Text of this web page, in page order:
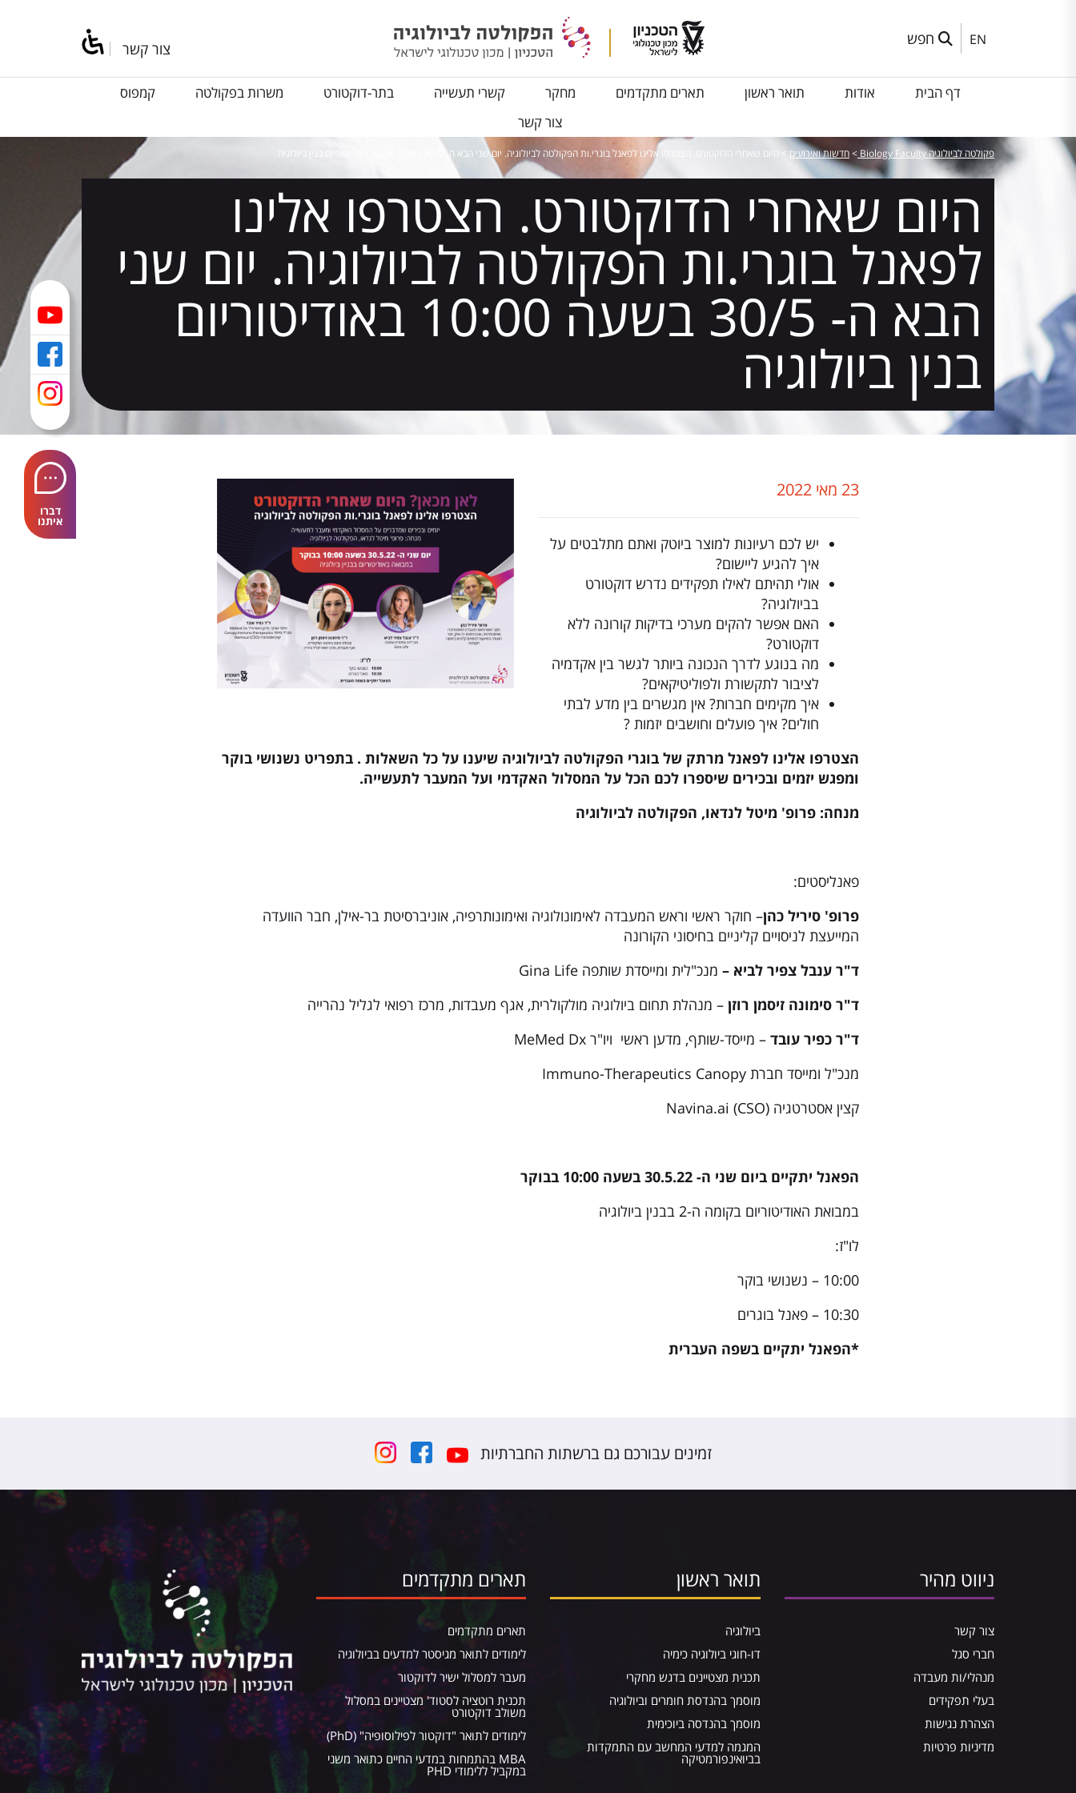
EN חפש
צור קשר
דף הבית אודות תואר ראשון תארים מתקדמים מחקר קשרי תעשייה בתר-דוקטורט משרות בפקולטה
קמפוס
צור קשר
דברו
איתנו
פקולטה לביולוגיה Biology Faculty >חדשות ואירועים > היום שאחרי הדוקטורט. הצטרפו אלינו לפאנל בוגרי.ות הפקולטה לביולוגיה. יום שני הבא ה- 30/5 בשעה 10:00 באודיטוריום בנין ביולוגיה
היום שאחרי הדוקטורט. הצטרפו אלינו
לפאנל בוגרי.ות הפקולטה לביולוגיה. יום שני
הבא ה- 30/5 בשעה 10:00 באודיטוריום
בנין ביולוגיה
23 מאי 2022
יש לכם רעיונות למוצר ביוטק ואתם מתלבטים על
איך להגיע ליישום?
אולי תהיתם לאילו תפקידים נדרש דוקטורט
בביולוגיה?
האם אפשר להקים מערכי בדיקות קורונה ללא
דוקטורט?
מה בנוגע לדרך הנכונה ביותר לגשר בין אקדמיה
לציבור לתקשורת ולפוליטיקאים?
איך מקימים חברות? אין מגשרים בין מדע לבתי
חולים? איך פועלים וחושבים יזמות ?
הצטרפו אלינו לפאנל מרתק של בוגרי הפקולטה לביולוגיה שיענו על כל השאלות . בתפריט נשנושי בוקר
ומפגש יזמים ובכירים שיספרו לכם הכל על המסלול האקדמי ועל המעבר לתעשייה.
מנחה: פרופ' מיטל לנדאו, הפקולטה לביולוגיה
פאנליסטים:
פרופ' סיריל כהן– חוקר ראשי וראש המעבדה לאימונולוגיה ואימונותרפיה, אוניברסיטת בר-אילן, חבר הוועדה
המייעצת לניסויים קליניים בחיסוני הקורונה
ד"ר ענבל צפיר לביא – מנכ"לית ומייסדת שותפה Gina Life
ד"ר סימונה זיסמן רוזן– מנהלת תחום ביולוגיה מולקולרית, אגף מעבדות, מרכז רפואי לגליל נהרייה
ד"ר כפיר עובד– מייסד-שותף, מדען ראשי ויו"ר MeMed Dx
מנכ"ל ומייסד חברת Immuno-Therapeutics Canopy
קצין אסטרטגיה (CSO) Navina.ai
הפאנל יתקיים ביום שני ה- 30.5.22 בשעה 10:00 בבוקר
במבואת האודיטוריום בקומה ה-2 בבנין ביולוגיה
לו"ז:
10:00 – נשנושי בוקר
10:30 – פאנל בוגרים
*הפאנל יתקיים בשפה העברית
זמינים עבורכם גם ברשתות החברתיות
ניווט מהיר
צור קשר
חברי סגל
מנהלי/ות מעבדה
בעלי תפקידים
הצהרת נגישות
מדיניות פרטיות
תואר ראשון
ביולוגיה
דו-חוגי ביולוגיה כימיה
תכנית מצטיינים בדגש מחקרי
מוסמך בהנדסת חומרים וביולוגיה
מוסמך בהנדסה ביוכימית
המגמה למדעי המחשב עם התמקדות
בביואינפורמטיקה
תארים מתקדמים
תארים מתקדמים
לימודים לתואר מגיסטר למדעים בביולוגיה
מעבר למסלול ישיר לדוקטור
תכנית רוטציה לסטוד' מצטיינים במסלול
משולב דוקטורט
לימודים לתואר "דוקטור לפילוסופיה" (PhD)
MBA בהתמחות במדעי החיים כתואר משני
במקביל ללימודי PHD